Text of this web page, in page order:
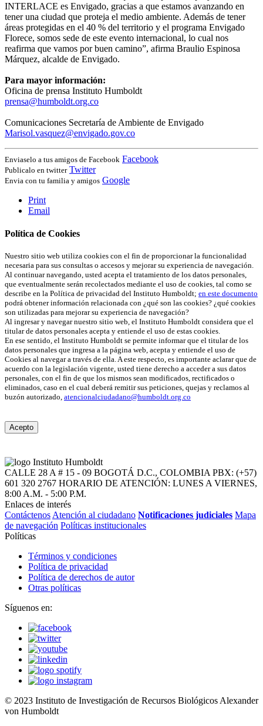
INTERLACE es Envigado, gracias a que estamos avanzando en
tener una ciudad que proteja el medio ambiente. Además de tener
áreas protegidas en el 40 % del territorio y el programa Envigado
Florece, somos sede de este evento internacional, lo cual nos
reafirma que vamos por buen camino”, afirma Braulio Espinosa
Márquez, alcalde de Envigado.
Para mayor información:
Oficina de prensa Instituto Humboldt
prensa@humboldt.org.co
Comunicaciones Secretaría de Ambiente de Envigado
Marisol.vasquez@envigado.gov.co
Enviaselo a tus amigos de Facebook Facebook
Publicalo en twitter Twitter
Envia con tu familia y amigos Google
Print
Email
Política de Cookies
Nuestro sitio web utiliza cookies con el fin de proporcionar la funcionalidad
necesaria para sus consultas o accesos y mejorar su experiencia de navegación.
Al continuar navegando, usted acepta el tratamiento de los datos personales,
que eventualmente serán recolectados mediante el uso de cookies, tal como se
describe en la Política de privacidad del Instituto Humboldt; en este documento
podrá obtener información relacionada con ¿qué son las cookies? ¿qué cookies
son utilizadas para mejorar su experiencia de navegación?
Al ingresar y navegar nuestro sitio web, el Instituto Humboldt considera que el
titular de datos personales acepta y entiende el uso de estas cookies.
En ese sentido, el Instituto Humboldt se permite informar que el titular de los
datos personales que ingresa a la página web, acepta y entiende el uso de
Cookies al navegar a través de ella. A este respecto, es importante aclarar que de
acuerdo con la legislación vigente, usted tiene derecho a acceder a sus datos
personales, con el fin de que los mismos sean modificados, rectificados o
eliminados, caso en el cual deberá remitir sus peticiones, quejas y reclamos al
buzón autorizado, atencionalciudadano@humboldt.org.co
Acepto
CALLE 28 A # 15 - 09 BOGOTÁ D.C., COLOMBIA PBX: (+57)
601 320 2767 HORARIO DE ATENCIÓN: LUNES A VIERNES,
8:00 A.M. - 5:00 P.M.
Enlaces de interés
Contáctenos Atención al ciudadano Notificaciones judiciales Mapa
de navegación Políticas institucionales
Políticas
Términos y condiciones
Política de privacidad
Política de derechos de autor
Otras políticas
Síguenos en:
© 2023 Instituto de Investigación de Recursos Biológicos Alexander
von Humboldt